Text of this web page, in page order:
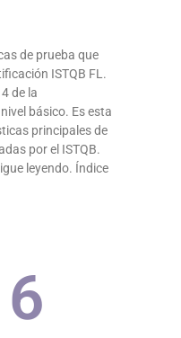
de prueba que
ISTQB FL.
de la
básico. Es esta
principales de
por el ISTQB.
leyendo. Índice
6